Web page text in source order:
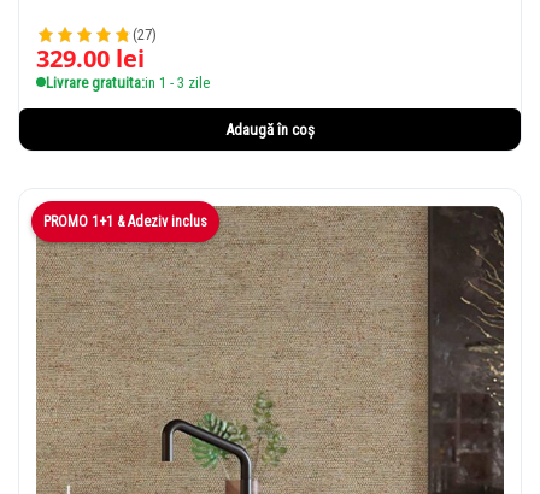
(27)
329.00 lei
Livrare gratuita:in 1 - 3 zile
Adaugă în coș
PROMO 1+1 & Adeziv inclus